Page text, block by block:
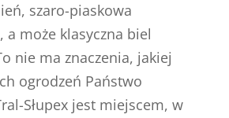
szaro-piaskowa
a może klasyczna biel
nie ma znaczenia, jakiej
ogrodzeń Państwo
Słupex jest miejscem, w